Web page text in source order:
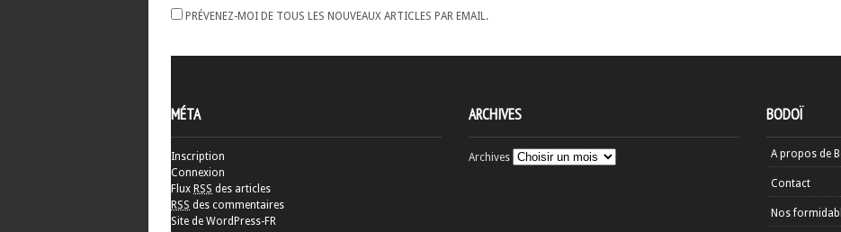
PRÉVENEZ-MOI DE TOUS LES NOUVEAUX ARTICLES PAR EMAIL.
MÉTA
Inscription
Connexion
Flux RSS des articles
RSS des commentaires
Site de WordPress-FR
ARCHIVES
Archives
BODOÏ
A propos de
Contact
Nos